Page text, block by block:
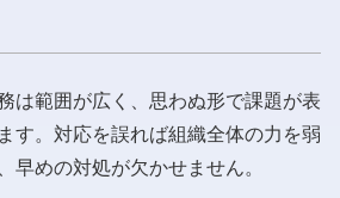
は範囲が広く、思わぬ形で課題が表
す。対応を誤れば組織全体の力を弱
早めの対処が欠かせません。